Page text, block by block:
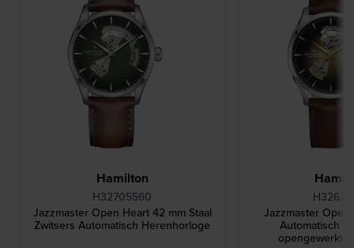
Hamilton
H32705560
Jazzmaster Open Heart 42 mm Staal
Zwitsers Automatisch Herenhorloge
Jazzmaster
Automatisch
opengewerkte